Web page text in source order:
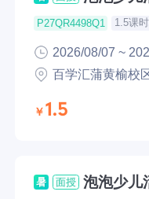
开课）
P27QR4498Q1 1.5课
2026/08/07 ~
百学汇蒲黄榆校
1.5
暑 面授
泡泡少儿